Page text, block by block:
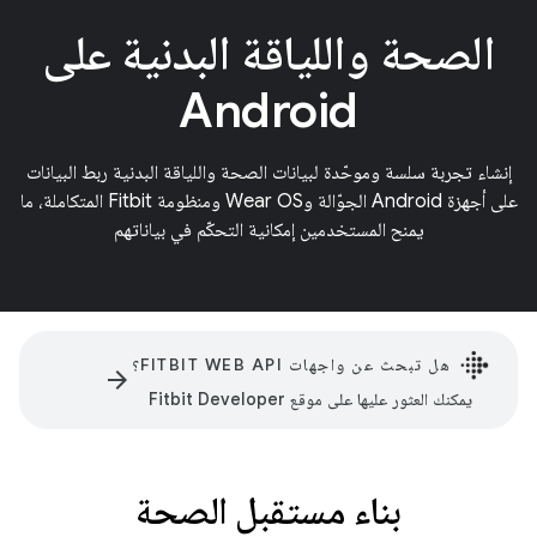
الصحة واللياقة البدنية على
Android
إنشاء تجربة سلسة وموحّدة لبيانات الصحة واللياقة البدنية ربط البيانات
على أجهزة Android الجوّالة وWear OS ومنظومة Fitbit المتكاملة، ما
يمنح المستخدمين إمكانية التحكّم في بياناتهم
هل تبحث عن واجهات FITBIT WEB API؟
يمكنك العثور عليها على موقع Fitbit Developer
arrow_forward
بناء مستقبل الصحة